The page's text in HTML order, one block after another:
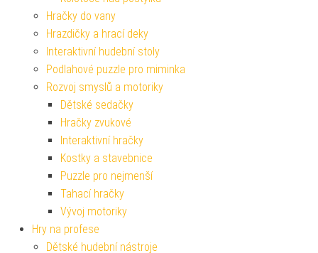
Hračky do vany
Hrazdičky a hrací deky
Interaktivní hudební stoly
Podlahové puzzle pro miminka
Rozvoj smyslů a motoriky
Dětské sedačky
Hračky zvukové
Interaktivní hračky
Kostky a stavebnice
Puzzle pro nejmenší
Tahací hračky
Vývoj motoriky
Hry na profese
Dětské hudební nástroje